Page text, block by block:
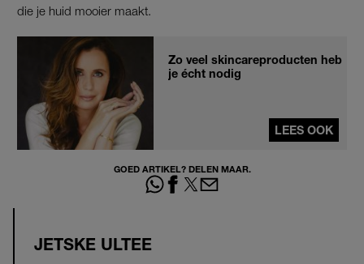
die je huid mooier maakt.
Zo veel skincareproducten heb
je écht nodig
LEES OOK
GOED ARTIKEL? DELEN MAAR.
JETSKE ULTEE